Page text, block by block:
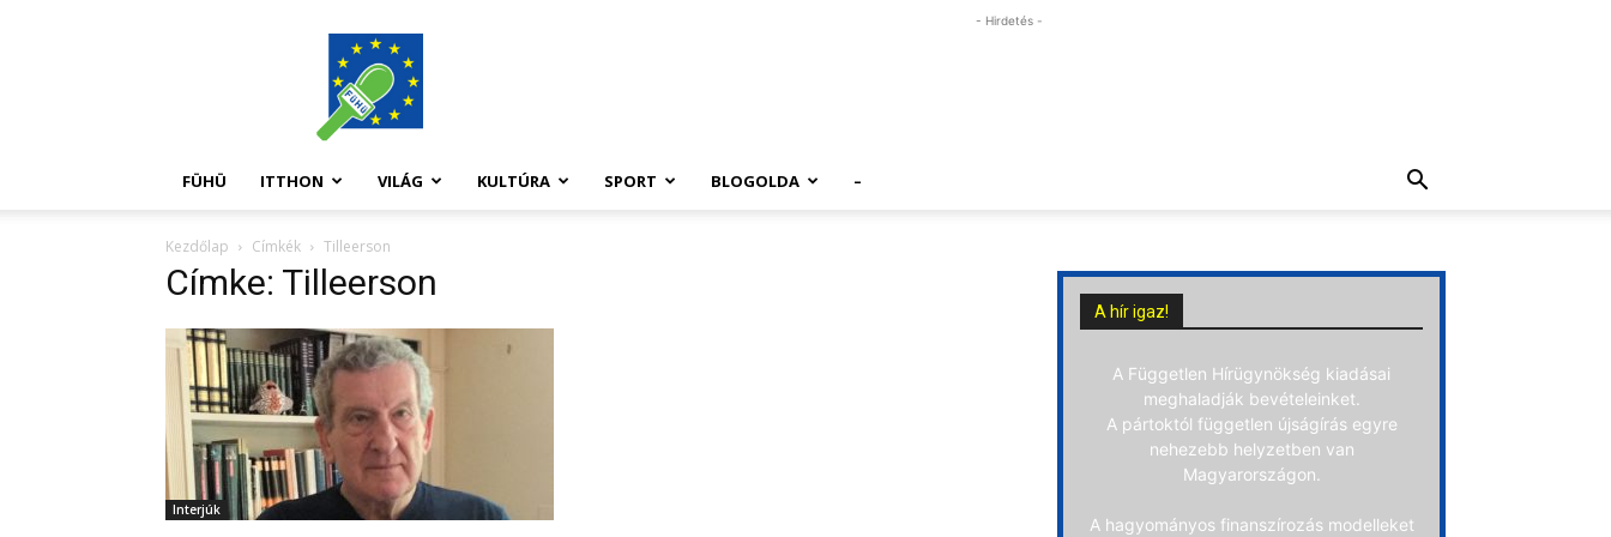
FüHü
- Hirdetés -
FÜHÜ ITTHON VILÁG KULTÚRA SPORT BLOGOLDA –
Kezdőlap Címkék Tilleerson
Címke: Tilleerson
Interjúk
A hír igaz!
A Független Hírügynökség kiadásai
meghaladják bevételeinket.
A pártoktól független újságírás egyre
nehezebb helyzetben van
Magyarországon.
A hagyományos finanszírozás modelleket